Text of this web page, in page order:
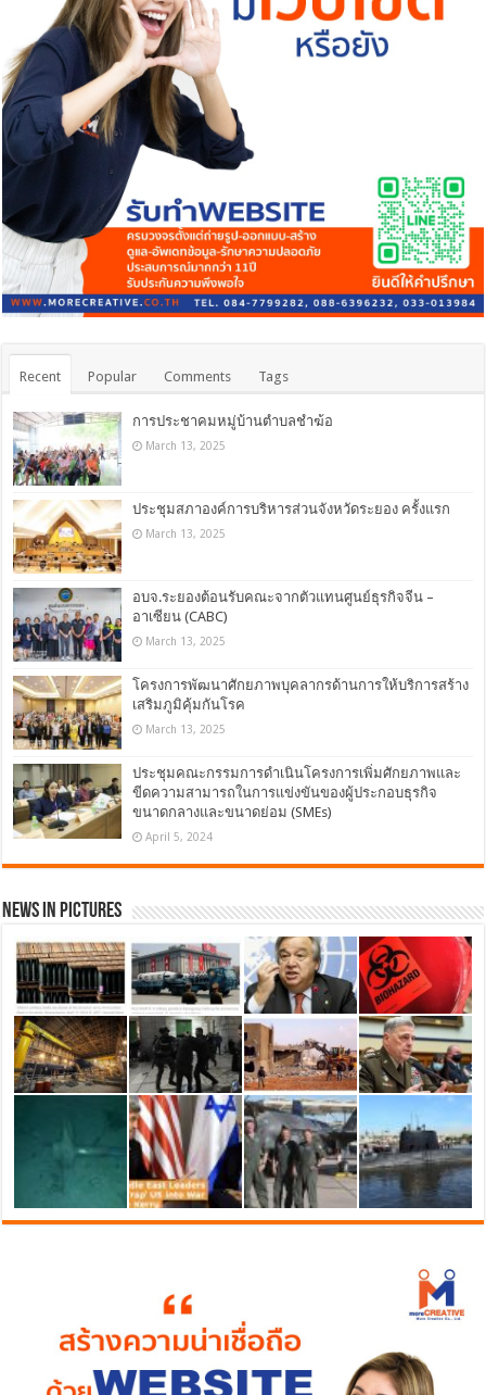
Recent Popular Comments Tags
การประชาคมหมู่บ้านตำบลชำฆ้อ
March 13, 2025
ประชุมสภาองค์การบริหารส่วนจังหวัดระยอง ครั้งแรก
March 13, 2025
อบจ.ระยองต้อนรับคณะจากตัวแทนศูนย์ธุรกิจจีน –
อาเซียน (CABC)
March 13, 2025
โครงการพัฒนาศักยภาพบุคลากรด้านการให้บริการสร้าง
เสริมภูมิคุ้มกันโรค
March 13, 2025
ประชุมคณะกรรมการดำเนินโครงการเพิ่มศักยภาพและ
ขีดความสามารถในการแข่งขันของผู้ประกอบธุรกิจ
ขนาดกลางและขนาดย่อม (SMEs)
April 5, 2024
News in Pictures